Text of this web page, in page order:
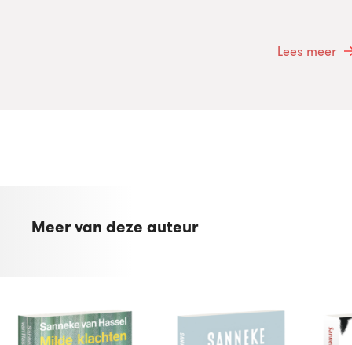
Lees meer
Meer van deze auteur